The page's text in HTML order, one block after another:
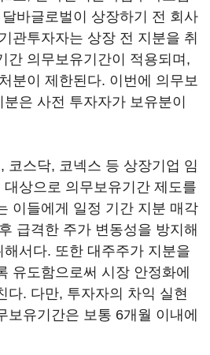
바글로벌이 상장하기 전 회사
관투자자는 상장 전 지분을 취
간 의무보유기간이 적용되며,
분이 제한된다. 이번에 의무보
은 사전 투자자가 보유분이
코스닥, 코넥스 등 상장기업 임
상으로 의무보유기간 제도를
이들에게 일정 기간 지분 매각
급격한 주가 변동성을 방지해
서다. 또한 대주주가 지분을
유도함으로써 시장 안정화에
다. 다만, 투자자의 차익 실현
보유기간은 보통 6개월 이내에